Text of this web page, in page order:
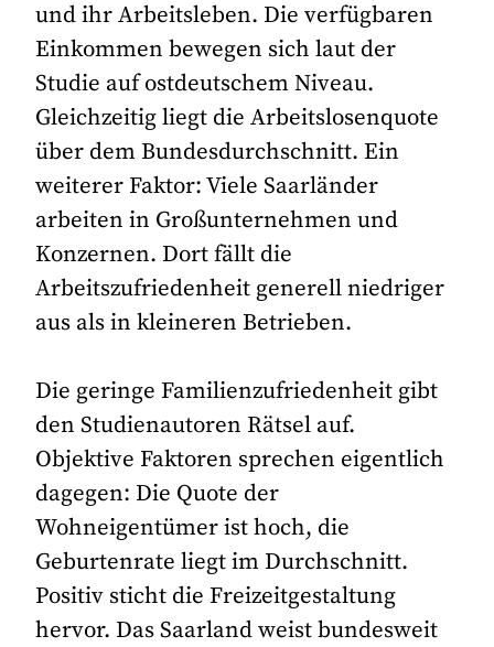
und ihr Arbeitsleben. Die verfügbaren
Einkommen bewegen sich laut der
Studie auf ostdeutschem Niveau.
Gleichzeitig liegt die Arbeitslosenquote
über dem Bundesdurchschnitt. Ein
weiterer Faktor: Viele Saarländer
arbeiten in Großunternehmen und
Konzernen. Dort fällt die
Arbeitszufriedenheit generell niedriger
aus als in kleineren Betrieben.
Die geringe Familienzufriedenheit gibt
den Studienautoren Rätsel auf.
Objektive Faktoren sprechen eigentlich
dagegen: Die Quote der
Wohneigentümer ist hoch, die
Geburtenrate liegt im Durchschnitt.
Positiv sticht die Freizeitgestaltung
hervor. Das Saarland weist bundesweit